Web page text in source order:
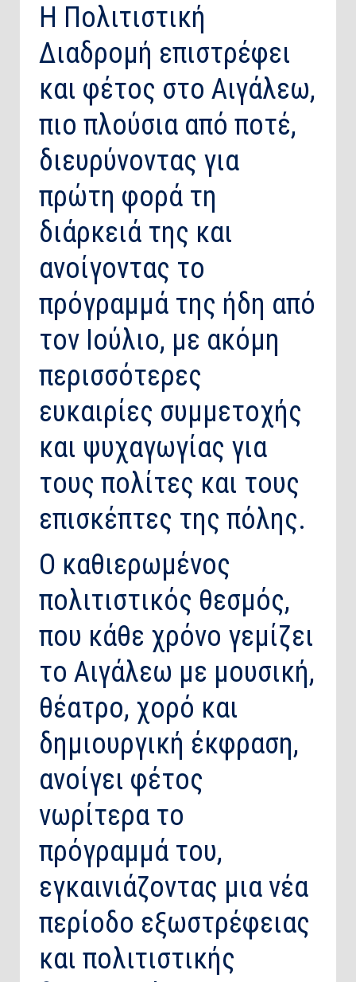
Η Πολιτιστική
Διαδρομή επιστρέφει
και φέτος στο Αιγάλεω,
πιο πλούσια από ποτέ,
διευρύνοντας για
πρώτη φορά τη
διάρκειά της και
ανοίγοντας το
πρόγραμμά της ήδη από
τον Ιούλιο, με ακόμη
περισσότερες
ευκαιρίες συμμετοχής
και ψυχαγωγίας για
τους πολίτες και τους
επισκέπτες της πόλης.
Ο καθιερωμένος
πολιτιστικός θεσμός,
που κάθε χρόνο γεμίζει
το Αιγάλεω με μουσική,
θέατρο, χορό και
δημιουργική έκφραση,
ανοίγει φέτος
νωρίτερα το
πρόγραμμά του,
εγκαινιάζοντας μια νέα
περίοδο εξωστρέφειας
και πολιτιστικής